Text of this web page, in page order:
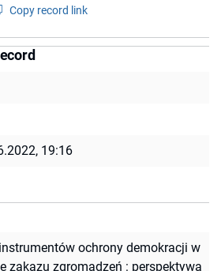
Copy record link
19:16
ochrony demokracji w
zakazu zgromadzeń : perspektywa